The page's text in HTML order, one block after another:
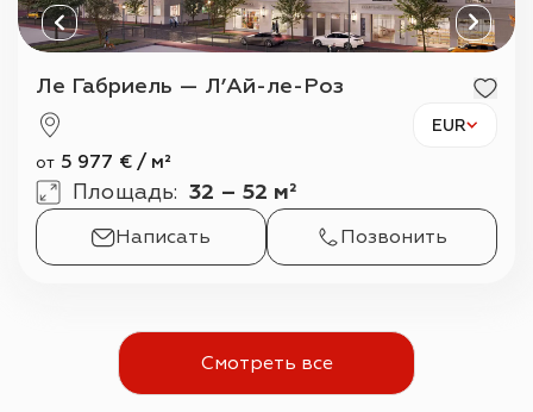
Ле Габриель — Л’Ай-ле-Роз
EUR
от 5 977 € / м²
Площадь: 32 – 52 м²
Написать Позвонить
Смотреть все